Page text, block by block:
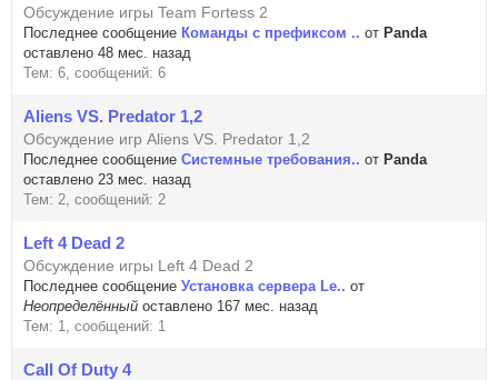
Обсуждение игры Team Fortess 2
Последнее сообщение Команды с префиксом .. от Panda
оставлено 48 мес. назад
Тем: 6, сообщений: 6
Aliens VS. Predator 1,2
Обсуждение игр Aliens VS. Predator 1,2
Последнее сообщение Системные требования.. от Panda
оставлено 23 мес. назад
Тем: 2, сообщений: 2
Left 4 Dead 2
Обсуждение игры Left 4 Dead 2
Последнее сообщение Установка сервера Le.. от
Неопределённый оставлено 167 мес. назад
Тем: 1, сообщений: 1
Call Of Duty 4